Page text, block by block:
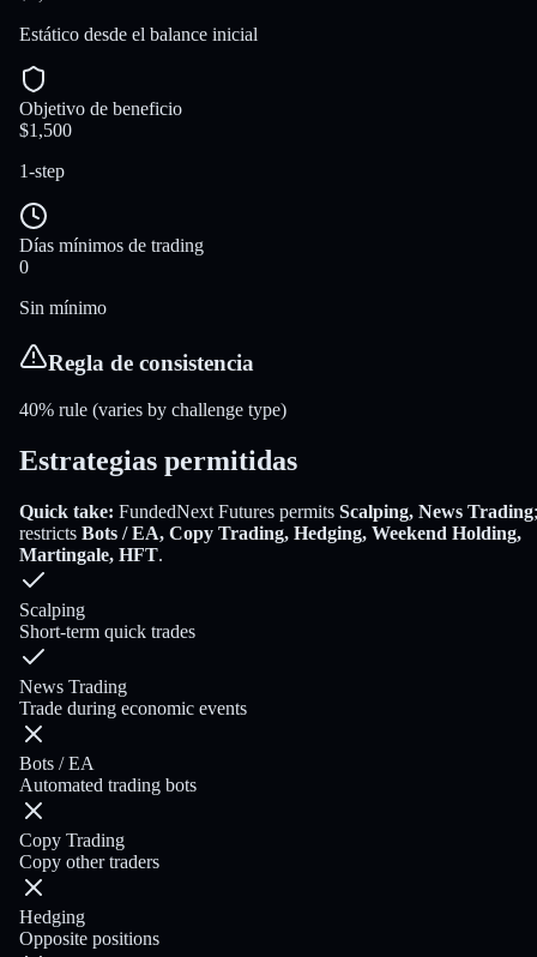
Estático desde el balance inicial
Objetivo de beneficio
$1,500
1-step
Días mínimos de trading
0
Sin mínimo
Regla de consistencia
40% rule (varies by challenge type)
Estrategias permitidas
Quick take: FundedNext Futures permits Scalping, News Trading;
restricts Bots / EA, Copy Trading, Hedging, Weekend Holding,
Martingale, HFT.
Scalping
Short-term quick trades
News Trading
Trade during economic events
Bots / EA
Automated trading bots
Copy Trading
Copy other traders
Hedging
Opposite positions